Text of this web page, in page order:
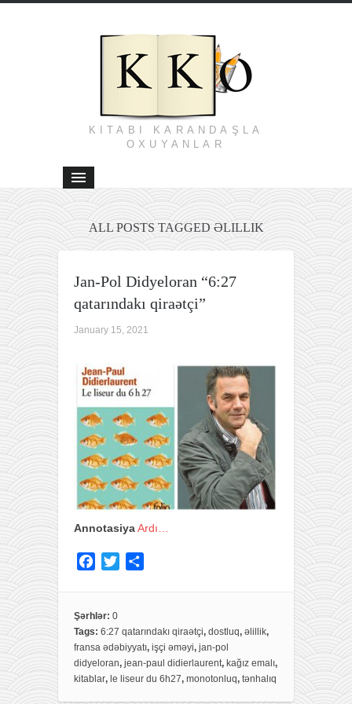
KITABI KARANDAŞLA
OXUYANLAR
ALL POSTS TAGGED ƏLILLIK
Jan-Pol Didyeloran “6:27
qatarındakı qiraətçi”
January 15, 2021
AnnotasiyaArdı…
e
b
o
o
t
e
r
e
Şərhlər: 0
Tags: 6:27 qatarındakı qiraətçi, dostluq, əlillik,
fransa ədəbiyyatı, işçi əməyi, jan-pol
didyeloran, jean-paul didierlaurent, kağız emalı,
kitablar, le liseur du 6h27, monotonluq, tənhalıq